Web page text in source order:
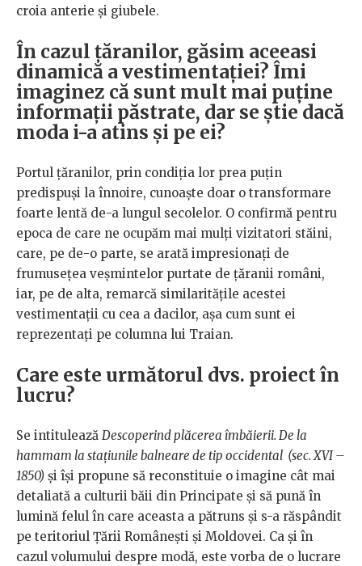
croia anterie și giubele.
În cazul țăranilor, găsim aceeasi
dinamică a vestimentației? Îmi
imaginez că sunt mult mai puține
informații păstrate, dar se știe dacă
moda i-a atins și pe ei?
Portul țăranilor, prin condiția lor prea puțin
predispuși la înnoire, cunoaște doar o transformare
foarte lentă de-a lungul secolelor. O confirmă pentru
epoca de care ne ocupăm mai mulți vizitatori stăini,
care, pe de-o parte, se arată impresionați de
frumusețea veșmintelor purtate de țăranii români,
iar, pe de alta, remarcă similaritățile acestei
vestimentații cu cea a dacilor, așa cum sunt ei
reprezentați pe columna lui Traian.
Care este următorul dvs. proiect în
lucru?
Se intitulează Descoperind plăcerea îmbăierii. De la
hammam la stațiunile balneare de tip occidental (sec. XVI –
1850) și își propune să reconstituie o imagine cât mai
detaliată a culturii băii din Principate și să pună în
lumină felul în care aceasta a pătruns și s-a răspândit
pe teritoriul Țării Românești și Moldovei. Ca și în
cazul volumului despre modă, este vorba de o lucrare